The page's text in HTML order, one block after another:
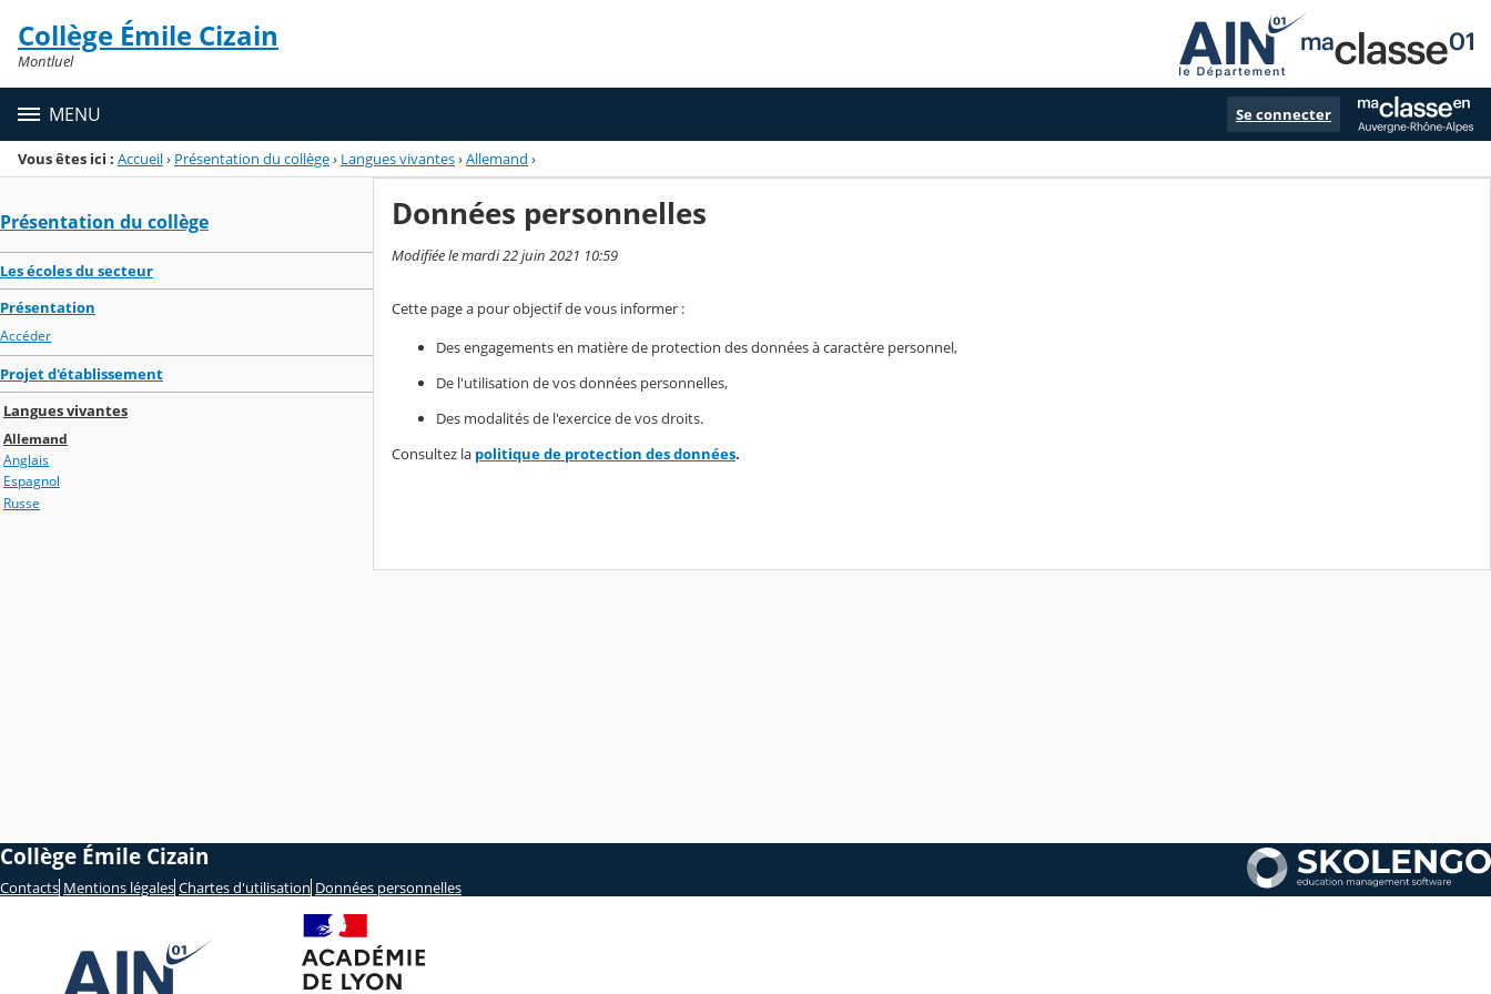
Menu de la rubrique
Contenu
Collège Émile Cizain
Montluel
MENU Se connecter
Vous êtes ici : Accueil› Présentation du collège› Langues vivantes›Allemand ›
Présentation du collège
Les écoles du secteur
Présentation
Accéder
Projet d'établissement
Langues vivantes
Allemand
Anglais
Espagnol
Russe
Données personnelles
Modifiée le mardi 22 juin 2021 10:59
Cette page a pour objectif de vous informer :
Des engagements en matière de protection des données à caractère personnel,
De l'utilisation de vos données personnelles,
Des modalités de l'exercice de vos droits.
Consultez la politique de protection des données.
Collège Émile Cizain
Contacts Mentions légales Chartes d'utilisation Données personnelles